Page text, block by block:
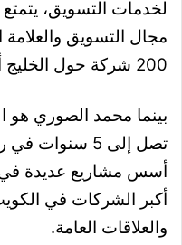
مجال التسويق
200 شركة حول الخليج أبرزها الكويت والسعودية.
بينما محمد الصوري هو
تصل إلى 5
أسس مشاريع عديدة
أكبر الشركات في
والعلاقات العامة.